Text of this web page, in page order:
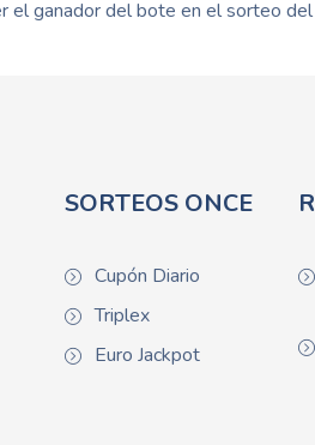
ganador del bote en el sorteo
SORTEOS ONCE
Cupón Diario
Triplex
Euro Jackpot